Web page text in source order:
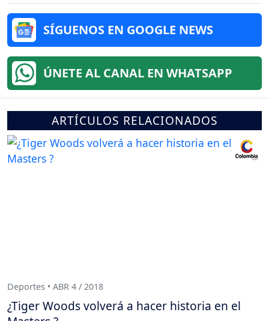
SÍGUENOS EN GOOGLE NEWS
ÚNETE AL CANAL EN WHATSAPP
ARTÍCULOS RELACIONADOS
Deportes • ABR 4 / 2018
¿Tiger Woods volverá a hacer historia en el